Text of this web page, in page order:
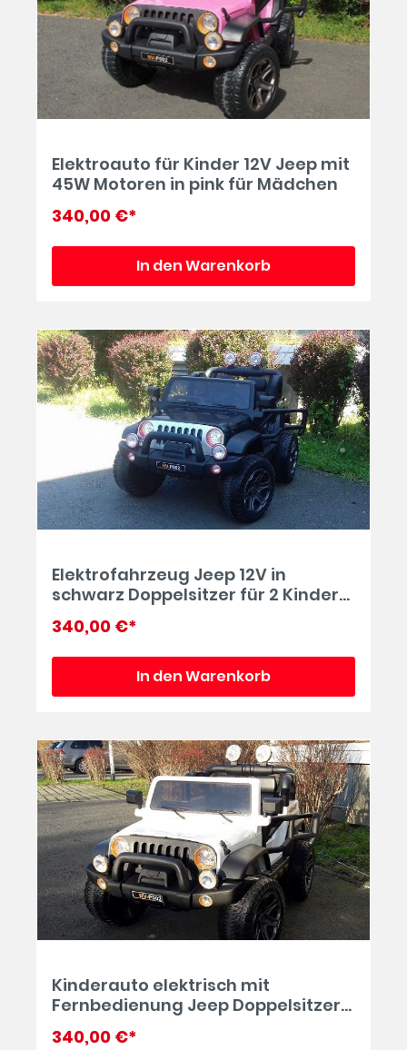
Elektroauto für Kinder 12V Jeep mit
45W Motoren in pink für Mädchen
340,00 €*
In den Warenkorb
Elektrofahrzeug Jeep 12V in
schwarz Doppelsitzer für 2 Kinder
mit 45W Motoren
340,00 €*
In den Warenkorb
Kinderauto elektrisch mit
Fernbedienung Jeep Doppelsitzer
12V in weiß
340,00 €*